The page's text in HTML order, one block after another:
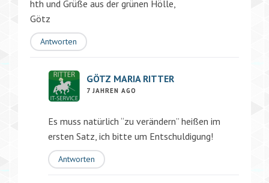
hth und Grüße aus der grünen Hölle,
Götz
Antworten
GÖTZ MARIA RITTER
7 JAHREN AGO
Es muss natürlich “zu verändern” heißen im
ersten Satz, ich bitte um Entschuldigung!
Antworten